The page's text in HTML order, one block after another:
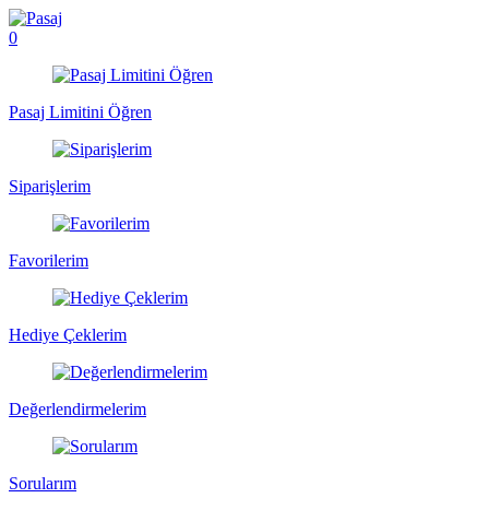
0
Pasaj Limitini Öğren
Siparişlerim
Favorilerim
Hediye Çeklerim
Değerlendirmelerim
Sorularım